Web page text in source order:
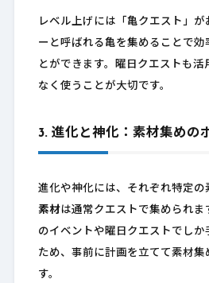
レベル上げには「亀クエスト」
ーと呼ばれる亀を集めることで効
とができます。曜日クエストも活
なく使うことが大切です。
3. 進化と神化：素材集めの
進化や神化には、それぞれ特定の
素材は通常クエストで集められま
のイベントや曜日クエストでしか
ため、事前に計画を立てて素材集
す。